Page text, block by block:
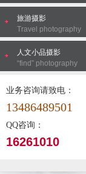
旅游摄影
Travel photography
人文小品摄影
“find” photography
业务咨询请致电：
13486489501
QQ咨询：
16261010